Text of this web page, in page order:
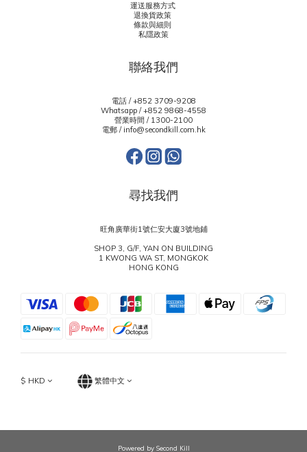
運送服務方式
退換貨政策
條款與細則
私隱政策
聯絡我們
電話 / +852 3709-9208
Whatsapp /+852 9868-4558
營業時間 / 1300-2100
電郵 / info@secondkill.com.hk
尋找我們
旺角廣華街1號仁安大廈3號地鋪
SHOP 3, G/F, YAN ON BUILDING
1 KWONG WA ST, MONGKOK
HONG KONG
$ HKD 繁體中文
Powered by Second Kill